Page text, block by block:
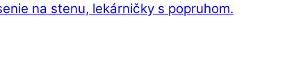
na stenu, lekárničky s popruhom.